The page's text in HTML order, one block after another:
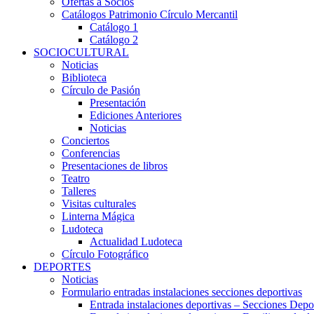
Catálogos Patrimonio Círculo Mercantil
Catálogo 1
Catálogo 2
SOCIOCULTURAL
Noticias
Biblioteca
Círculo de Pasión
Presentación
Ediciones Anteriores
Noticias
Conciertos
Conferencias
Presentaciones de libros
Teatro
Talleres
Visitas culturales
Linterna Mágica
Ludoteca
Actualidad Ludoteca
Círculo Fotográfico
DEPORTES
Noticias
Formulario entradas instalaciones secciones deportivas
Entrada instalaciones deportivas – Secciones